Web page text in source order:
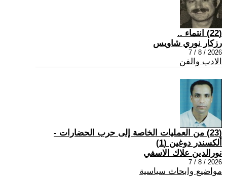
(22) انتماء ..
رزكار نوري شاويس
2026 / 8 / 7
الادب والفن
(23) من العمليات الخاصة إلى حرب الحضارات -
ألكسندر دوغين (1)
نورالدين علاك الاسفي
2026 / 8 / 7
مواضيع وابحاث سياسية